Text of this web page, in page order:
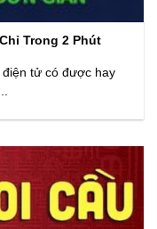
Trong 2 Phút
tử có được hay